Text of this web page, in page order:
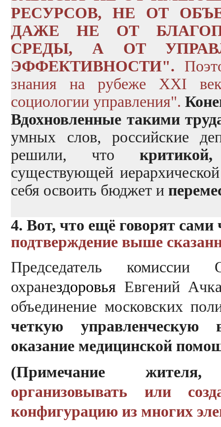
РЕСУРСОВ, НЕ ОТ
ДАЖЕ НЕ ОТ
СРЕДЫ, А ОТ
ЭФФЕКТИВНОСТИ".
знания на рубеже XXI
социологии управления".
Вдохновленные такими
умных слов, российские
решили, что
существующей
себя освоить бюджет и
4. Вот, что ещё говорят
подтверждение выше
Председатель
охранездоровья Евгений
объединение московских
четкую управленческую
оказание медицинской
(Примечание жителя,
организовывать или
конфигурацию из многих